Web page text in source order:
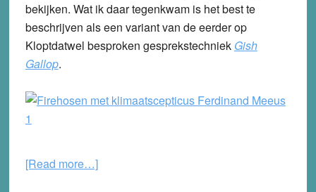
bekijken. Wat ik daar tegenkwam is het best te
beschrijven als een variant van de eerder op
Kloptdatwel besproken gesprekstechniek Gish
Gallop.
[Read more…]about